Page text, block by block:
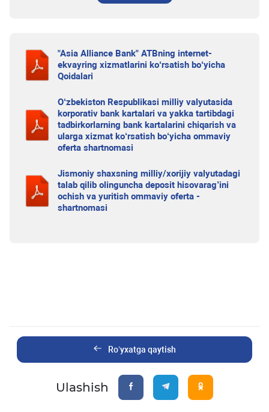
"Asia Alliance Bank" ATBning internet-
ekvayring xizmatlarini ko‘rsatish bo‘yicha
Qoidalari
O‘zbekiston Respublikasi milliy valyutasida
korporativ bank kartalari va yakka tartibdagi
tadbirkorlarning bank kartalarini chiqarish va
ularga xizmat ko‘rsatish bo‘yicha ommaviy
oferta shartnomasi
Jismoniy shaxsning milliy/xorijiy valyutadagi
talab qilib olinguncha deposit hisovarag’ini
ochish va yuritish ommaviy oferta -
shartnomasi
Ro’yxatga qaytish
Ulashish